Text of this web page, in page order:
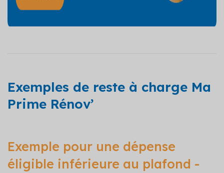
Exemples de reste à charge Ma
Prime Rénov’
Exemple pour une dépense
éligible inférieure au plafond -